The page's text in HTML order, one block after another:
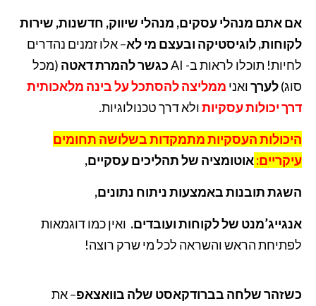
אם אתם מנהלי עסקים, מנהלי שיווק, חדשנות, שירות
לקוחות, לוגיסטיקה ובעצם מי לא– אלו זמנים נהדרים
לחיות! תוכלו לראות ב- AI כגשר להמרת דאטה (מכל
סוג)לערךואני ממליצה להסתכל על בינה מלאכותית
דרך יכולות עסקיותולא דרך טכנולוגיות.
היכולות העסקיות מתמקדות בשלושה תחומים
עיקריים:אוטומציה של תהליכים עסקיים,
השגת תובנות באמצעות ניתוח נתונים,
אנגייג’מנט של לקוחות ועובדים. ואין כמו דוגמאות
לפתיחת הראש והשראה לכל מי שרק רוצה!
כשזהר שלחה בברודקאסט שלה בוואצאפ– את